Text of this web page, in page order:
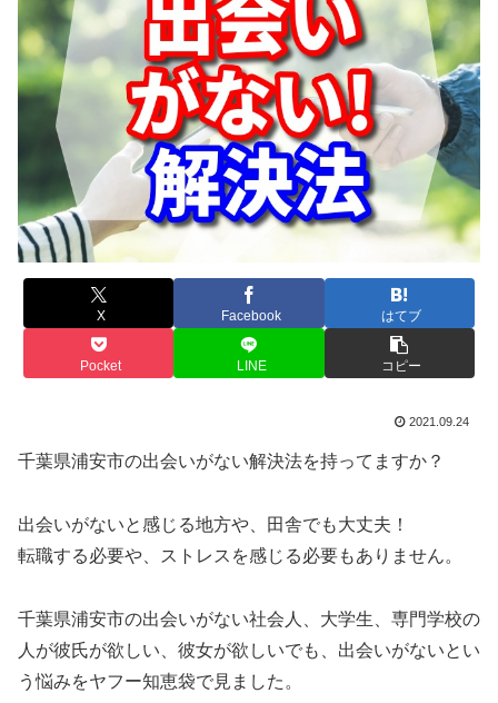
X Facebook はてブ
Pocket LINE コピー
2021.09.24
千葉県浦安市の出会いがない解決法を持ってますか？
出会いがないと感じる地方や、田舎でも大丈夫！
転職する必要や、ストレスを感じる必要もありません。
千葉県浦安市の出会いがない社会人、大学生、専門学校の
人が彼氏が欲しい、彼女が欲しいでも、出会いがないとい
う悩みをヤフー知恵袋で見ました。